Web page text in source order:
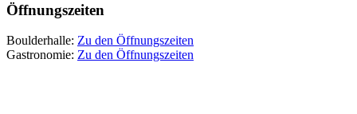
Öffnungszeiten
Boulderhalle: Zu den Öffnungszeiten
Gastronomie: Zu den Öffnungszeiten